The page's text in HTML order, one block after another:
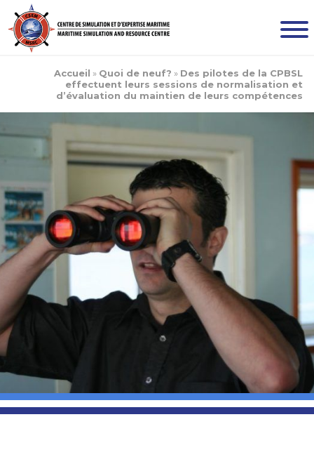
Accueil » Quoi de neuf? » Des pilotes de la CPBSL
effectuent leurs sessions de normalisation et
d’évaluation du maintien de leurs compétences